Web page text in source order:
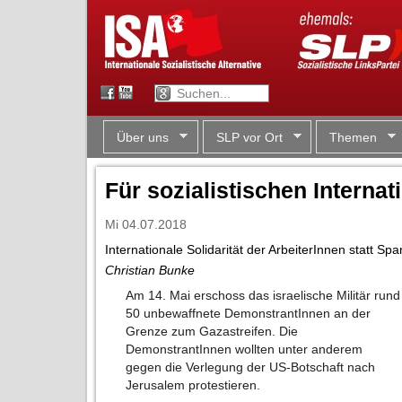
Über uns SLP vor Ort Themen
Für sozialistischen
Mi 04.07.2018
Internationale Solidarität der ArbeiterInnen statt
Christian Bunke
Am 14. Mai erschoss das israelische Militär rund
50 unbewaffnete DemonstrantInnen an der
Grenze zum Gazastreifen. Die
DemonstrantInnen wollten unter anderem
gegen die Verlegung der US-Botschaft nach
Jerusalem protestieren.